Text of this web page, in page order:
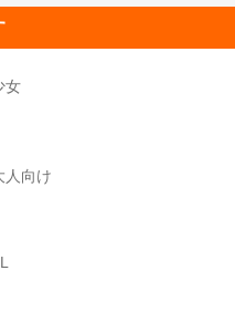
女
人向け